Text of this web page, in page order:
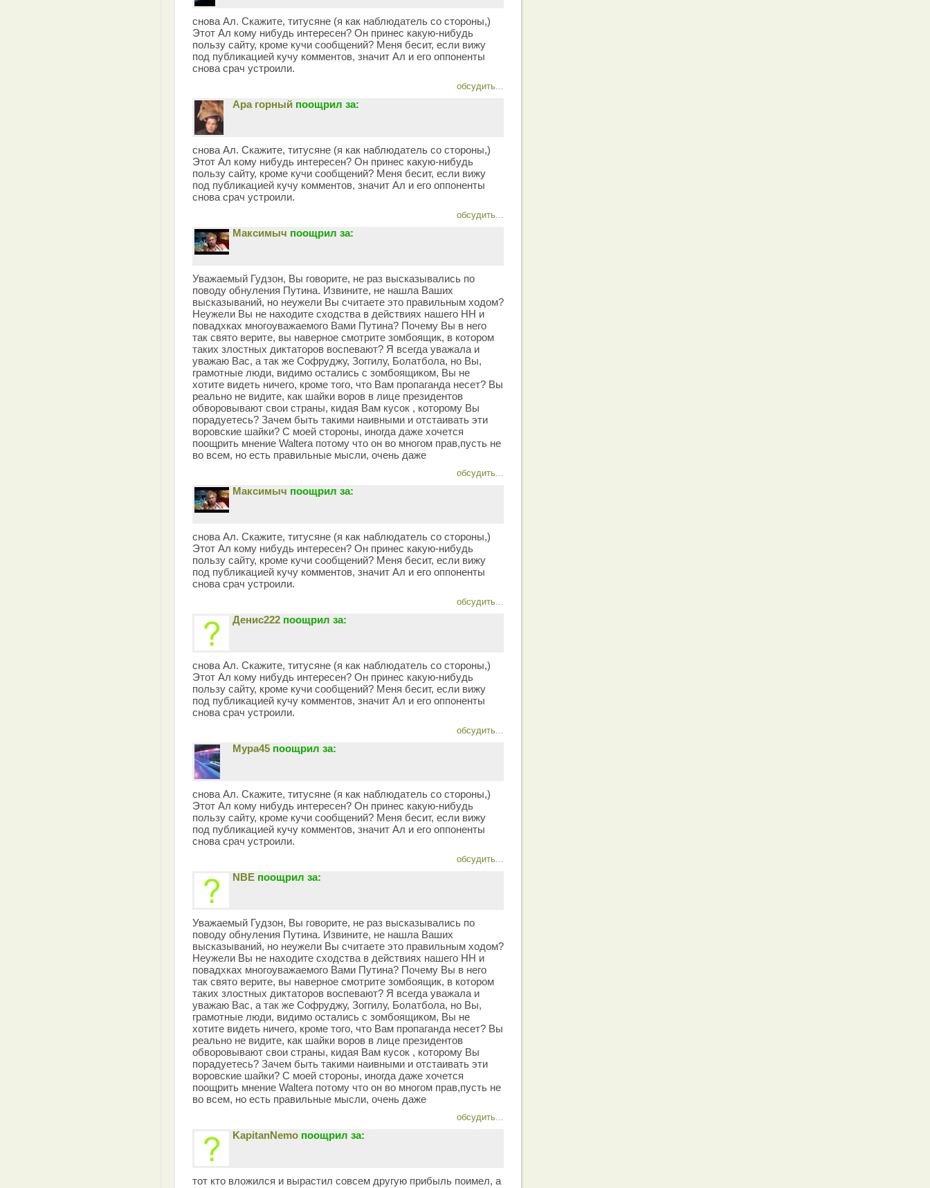
снова Ал. Скажите, титусяне (я как наблюдатель со стороны,)
Этот Ал кому нибудь интересен? Он принес какую-нибудь
пользу сайту, кроме кучи сообщений? Меня бесит, если вижу
под публикацией кучу комментов, значит Ал и его оппоненты
снова срач устроили.
обсудить...
Ара горный поощрил за:
снова Ал. Скажите, титусяне (я как наблюдатель со стороны,)
Этот Ал кому нибудь интересен? Он принес какую-нибудь
пользу сайту, кроме кучи сообщений? Меня бесит, если вижу
под публикацией кучу комментов, значит Ал и его оппоненты
снова срач устроили.
обсудить...
Максимыч поощрил за:
Уважаемый Гудзон, Вы говорите, не раз высказывались по
поводу обнуления Путина. Извините, не нашла Ваших
высказываний, но неужели Вы считаете это правильным ходом?
Неужели Вы не находите сходства в действиях нашего НН и
повадхках многоуважаемого Вами Путина? Почему Вы в него
так свято верите, вы наверное смотрите зомбоящик, в котором
таких злостных диктаторов воспевают? Я всегда уважала и
уважаю Вас, а так же Софруджу, Зоггилу, Болатбола, но Вы,
грамотные люди, видимо остались с зомбоящиком, Вы не
хотите видеть ничего, кроме того, что Вам пропаганда несет? Вы
реально не видите, как шайки воров в лице президентов
обворовывают свои страны, кидая Вам кусок , которому Вы
порадуетесь? Зачем быть такими наивными и отстаивать эти
воровские шайки? С моей стороны, иногда даже хочется
поощрить мнение Walterа потому что он во многом прав,пусть не
во всем, но есть правильные мысли, очень даже
обсудить...
Максимыч поощрил за:
снова Ал. Скажите, титусяне (я как наблюдатель со стороны,)
Этот Ал кому нибудь интересен? Он принес какую-нибудь
пользу сайту, кроме кучи сообщений? Меня бесит, если вижу
под публикацией кучу комментов, значит Ал и его оппоненты
снова срач устроили.
обсудить...
Денис222 поощрил за:
снова Ал. Скажите, титусяне (я как наблюдатель со стороны,)
Этот Ал кому нибудь интересен? Он принес какую-нибудь
пользу сайту, кроме кучи сообщений? Меня бесит, если вижу
под публикацией кучу комментов, значит Ал и его оппоненты
снова срач устроили.
обсудить...
Мура45 поощрил за:
снова Ал. Скажите, титусяне (я как наблюдатель со стороны,)
Этот Ал кому нибудь интересен? Он принес какую-нибудь
пользу сайту, кроме кучи сообщений? Меня бесит, если вижу
под публикацией кучу комментов, значит Ал и его оппоненты
снова срач устроили.
обсудить...
NBE поощрил за:
Уважаемый Гудзон, Вы говорите, не раз высказывались по
поводу обнуления Путина. Извините, не нашла Ваших
высказываний, но неужели Вы считаете это правильным ходом?
Неужели Вы не находите сходства в действиях нашего НН и
повадхках многоуважаемого Вами Путина? Почему Вы в него
так свято верите, вы наверное смотрите зомбоящик, в котором
таких злостных диктаторов воспевают? Я всегда уважала и
уважаю Вас, а так же Софруджу, Зоггилу, Болатбола, но Вы,
грамотные люди, видимо остались с зомбоящиком, Вы не
хотите видеть ничего, кроме того, что Вам пропаганда несет? Вы
реально не видите, как шайки воров в лице президентов
обворовывают свои страны, кидая Вам кусок , которому Вы
порадуетесь? Зачем быть такими наивными и отстаивать эти
воровские шайки? С моей стороны, иногда даже хочется
поощрить мнение Walterа потому что он во многом прав,пусть не
во всем, но есть правильные мысли, очень даже
обсудить...
KapitanNemo поощрил за:
тот кто вложился и вырастил совсем другую прибыль поимел, а